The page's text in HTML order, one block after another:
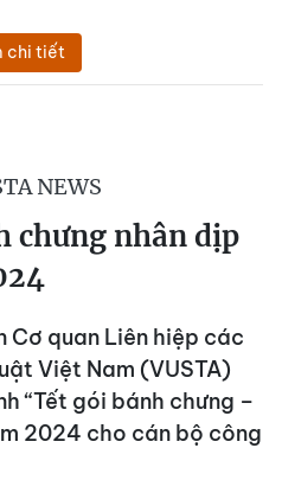
chi tiết
NEWS
chưng nhân dịp
Cơ quan Liên hiệp các
Việt Nam (VUSTA)
“Tết gói bánh chưng –
2024 cho cán bộ công